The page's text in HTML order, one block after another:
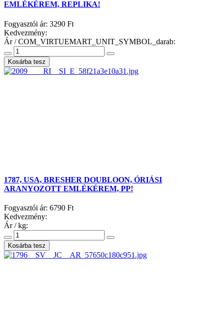
EMLÉKÉREM, REPLIKA!
Fogyasztói ár: 3290 Ft
Kedvezmény:
Ár / COM_VIRTUEMART_UNIT_SYMBOL_darab:
1787, USA, BRESHER DOUBLOON, ÓRIÁSI
ARANYOZOTT EMLÉKÉREM, PP!
Fogyasztói ár: 6790 Ft
Kedvezmény:
Ár / kg: